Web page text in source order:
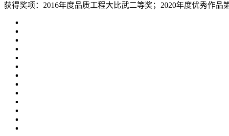
获得奖项：2016年度品质工程大比武二等奖；2020年度优秀作品